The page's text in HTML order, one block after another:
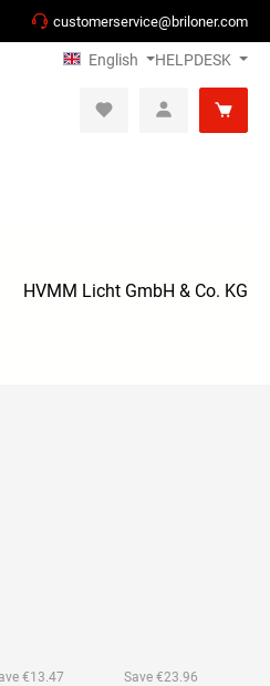
customerservice@briloner.com
English HELPDESK
HVMM Licht GmbH & Co. KG
€13.47 Save €23.96